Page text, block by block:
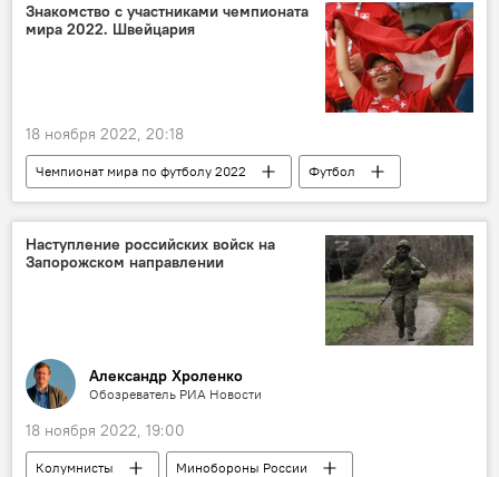
Знакомство с участниками чемпионата
мира 2022. Швейцария
18 ноября 2022, 20:18
Чемпионат мира по футболу 2022
Футбол
Спорт
В мире
Чемпионат мира по футболу 2022
Наступление российских войск на
Запорожском направлении
Александр Хроленко
Обозреватель РИА Новости
18 ноября 2022, 19:00
Колумнисты
Минобороны России